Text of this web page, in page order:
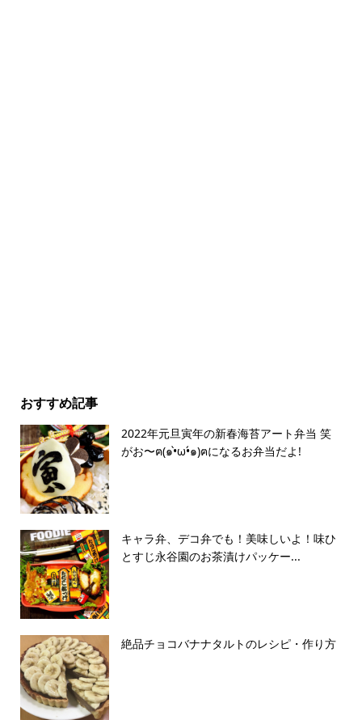
おすすめ記事
2022年元旦寅年の新春海苔アート弁当 笑
がお〜ฅ(๑•̀ω•́๑)ฅになるお弁当だよ!
キャラ弁、デコ弁でも！美味しいよ！味ひ
とすじ永谷園のお茶漬けパッケー...
絶品チョコバナナタルトのレシピ・作り方